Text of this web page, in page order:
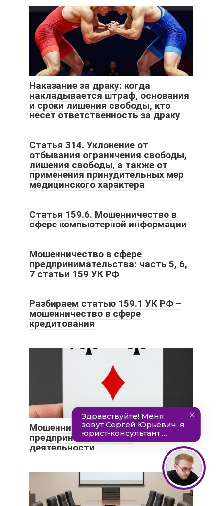
Наказание за драку: когда
накладывается штраф, основания
и сроки лишения свободы, кто
несет ответственность за драку
Статья 314. Уклонение от
отбывания ограничения свободы,
лишения свободы, а также от
применения принудительных мер
медицинского характера
Статья 159.6. Мошенничество в
сфере компьютерной информации
Мошенничество в сфере
предпринимательства: часть 5, 6,
7 статьи 159 УК РФ
Разбираем статью 159.1 УК РФ –
мошенничество в сфере
кредитования
Мошенничество в сфере
предпринимательской
деятельности